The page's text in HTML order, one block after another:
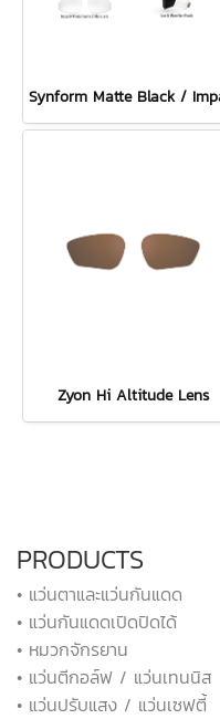
Zyon Hi Altitude Lens
PRODUCTS
• แว่นตาและแว่นกันแดด
• แว่นกันแดดเปิดปิดได้
• หมวกจักรยาน
• แว่นตีกอล์ฟ / แว่นเทนนิส
• แว่นปรับแสง / แว่นเซฟตี้